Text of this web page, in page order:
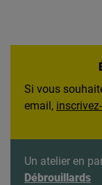
Si vous
email,
Un atelier en
Débrouillards